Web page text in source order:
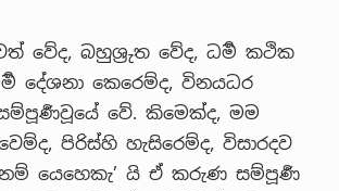
වේද, බහුශ්‍රුත වේද, ධර්‍ම කථික
දේශනා කෙරෙම්ද, විනයධර
වේ. කිමෙක්ද, මම
පිරිස්හි හැසිරෙම්ද, විසාරදව
යෙහෙකැ’ යි ඒ කරුණ සම්පූර්‍ණ